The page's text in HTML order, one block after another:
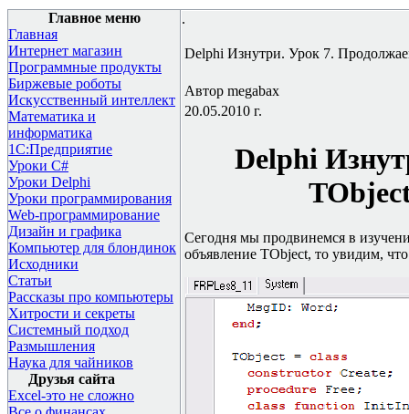
Главное меню
Главная
Интернет магазин
Программные продукты
Биржевые роботы
Искусственный интеллект
Математика и
информатика
1С:Предприятие
Уроки C#
Уроки Delphi
Уроки программирования
Web-программирование
Дизайн и графика
Компьютер для блондинок
Исходники
Статьи
Рассказы про компьютеры
Хитрости и секреты
Системный подход
Размышления
Наука для чайников
Друзья сайта
Excel-это не сложно
.
Delphi Изнутри. Урок 7.
Автор megabax
20.05.2010 г.
Delphi
Сегодня мы продвинемся в
объявление TObject, то увидим,